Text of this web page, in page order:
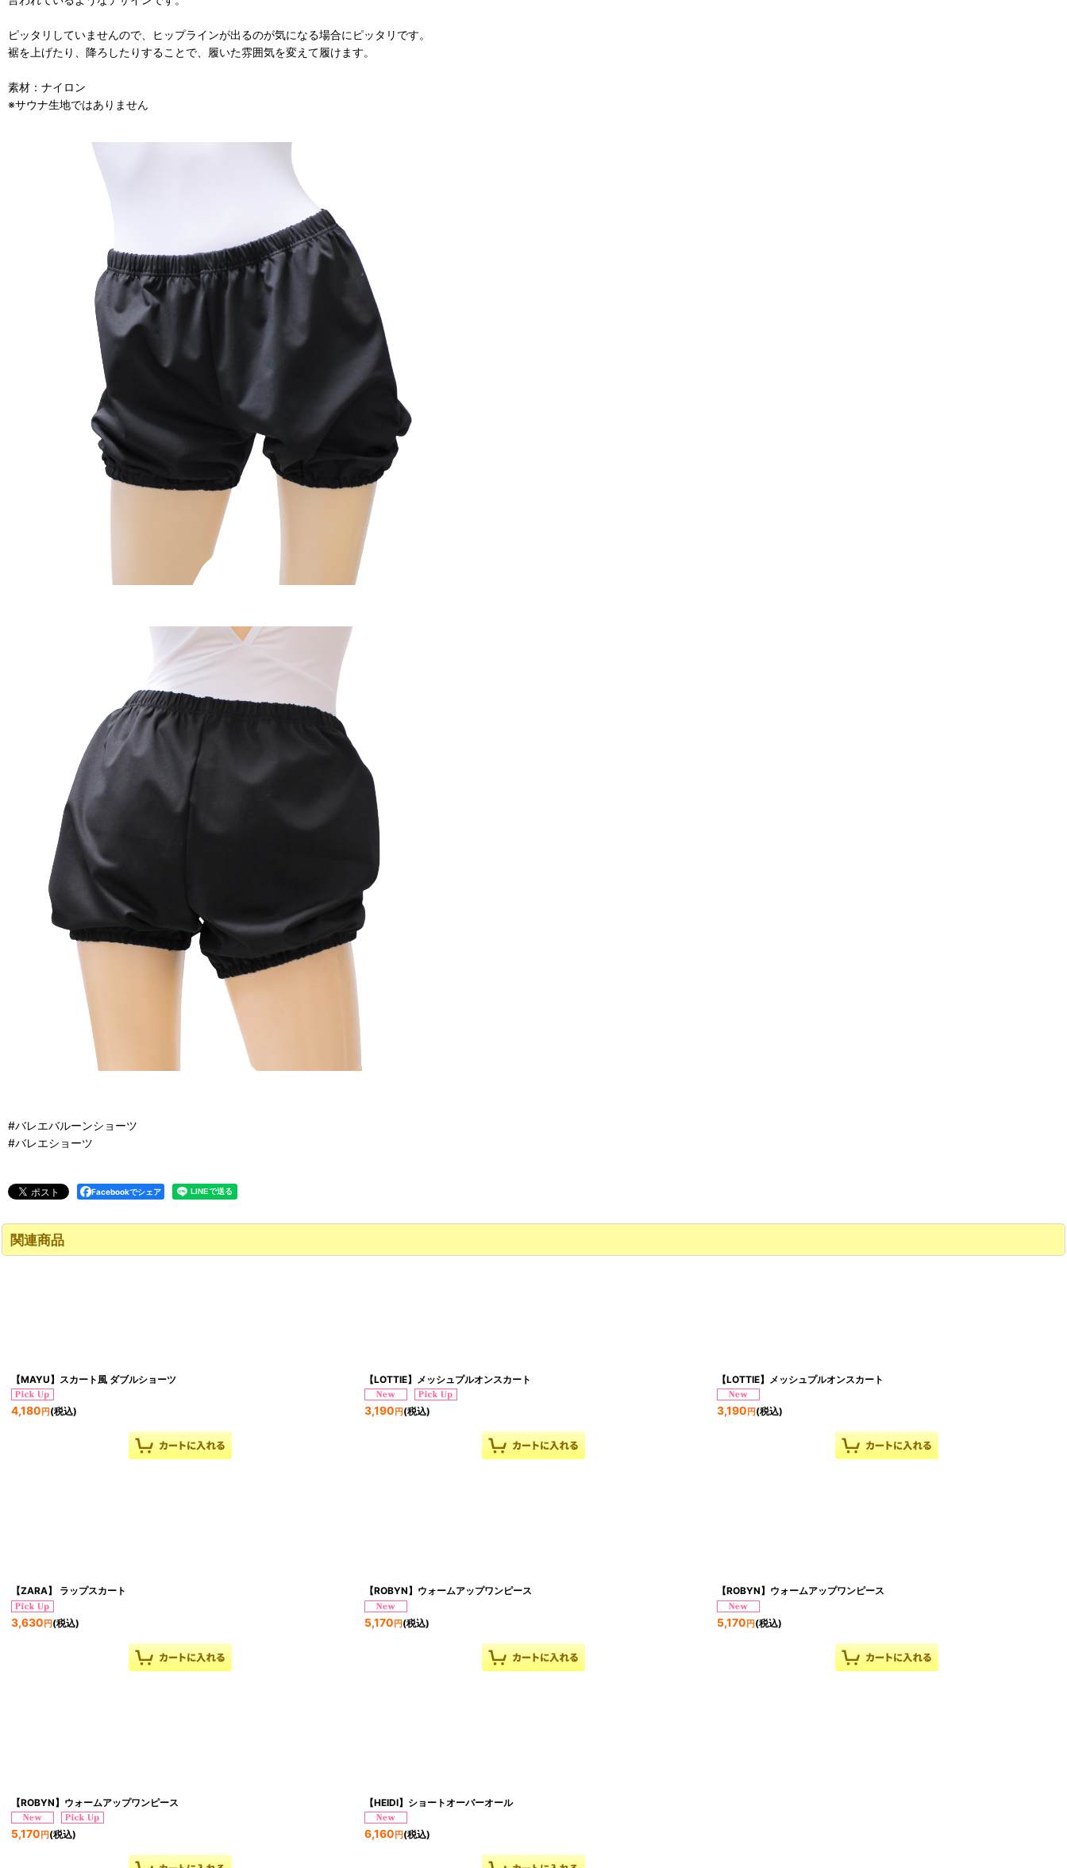
ピッタリしていませんので、ヒップラインが出るのが気になる場合にピッタリです。
裾を上げたり、降ろしたりすることで、履いた雰囲気を変えて履けます。
素材：ナイロン
※サウナ生地ではありません
#バレエバルーンショーツ
#バレエショーツ
Facebookでシェア
関連商品
【MAYU】スカート風 ダブルショーツ
4,180 円 (税込)
【LOTTIE】メッシュプルオンスカート
3,190 円(税込)
【LOTTIE】メッシュプルオンスカート
3,190 円 (税込)
【ZARA】 ラップスカート
3,630 円 (税込)
【ROBYN】ウォームアップワンピース
5,170 円(税込)
【ROBYN】ウォームアップワンピース
5,170 円 (税込)
【ROBYN】ウォームアップワンピース
5,170 円 (税込)
【HEIDI】ショートオーバーオール
6,160 円(税込)